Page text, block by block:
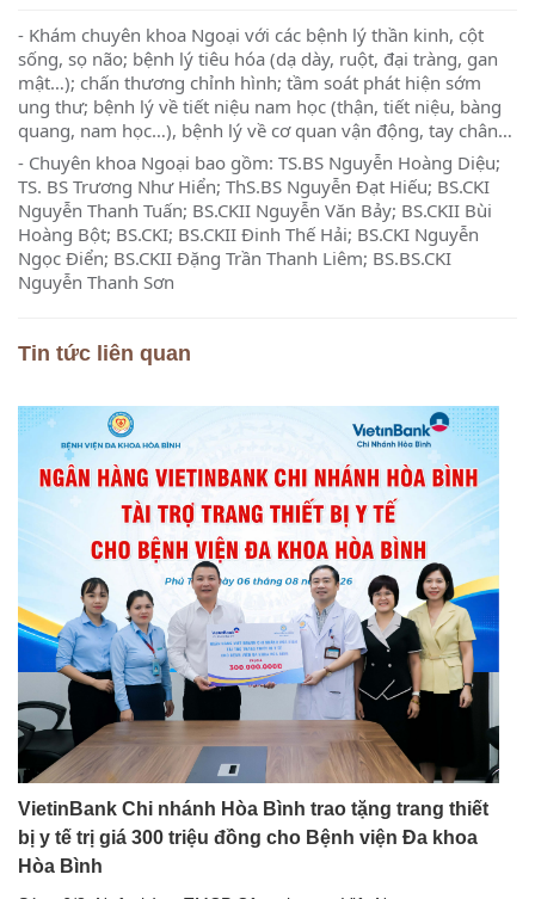
- Khám chuyên khoa Ngoại với các bệnh lý thần kinh, cột
sống, sọ não; bệnh lý tiêu hóa (dạ dày, ruột, đại tràng, gan
mật…); chấn thương chỉnh hình; tầm soát phát hiện sớm
ung thư; bệnh lý về tiết niệu nam học (thận, tiết niệu, bàng
quang, nam học…), bệnh lý về cơ quan vận động, tay chân…
- Chuyên khoa Ngoại bao gồm: TS.BS Nguyễn Hoàng Diệu;
TS. BS Trương Như Hiển; ThS.BS Nguyễn Đạt Hiếu; BS.CKI
Nguyễn Thanh Tuấn; BS.CKII Nguyễn Văn Bảy; BS.CKII Bùi
Hoàng Bột; BS.CKI; BS.CKII Đinh Thế Hải; BS.CKI Nguyễn
Ngọc Điển; BS.CKII Đặng Trần Thanh Liêm; BS.BS.CKI
Nguyễn Thanh Sơn
Tin tức liên quan
VietinBank Chi nhánh Hòa Bình trao tặng trang thiết
bị y tế trị giá 300 triệu đồng cho Bệnh viện Đa khoa
Hòa Bình